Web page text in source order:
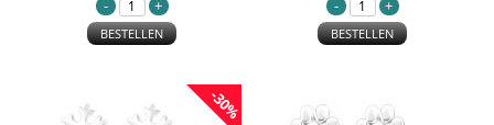
BESTELLEN BESTELLEN
-30%